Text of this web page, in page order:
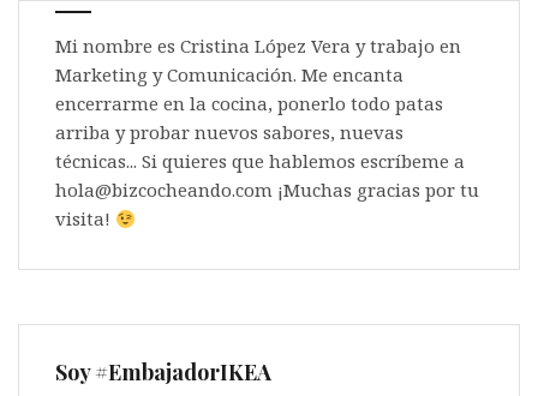
Mi nombre es Cristina López Vera y trabajo en
Marketing y Comunicación. Me encanta
encerrarme en la cocina, ponerlo todo patas
arriba y probar nuevos sabores, nuevas
técnicas... Si quieres que hablemos escríbeme a
hola@bizcocheando.com ¡Muchas gracias por tu
visita!
Soy #EmbajadorIKEA